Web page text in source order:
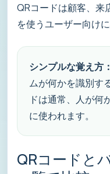
QRコードは顧客、来
を使うユーザー向け
シンプルな覚え方：
ムが何かを識別す
ドは通常、人が何
に使われます。
QRコードと